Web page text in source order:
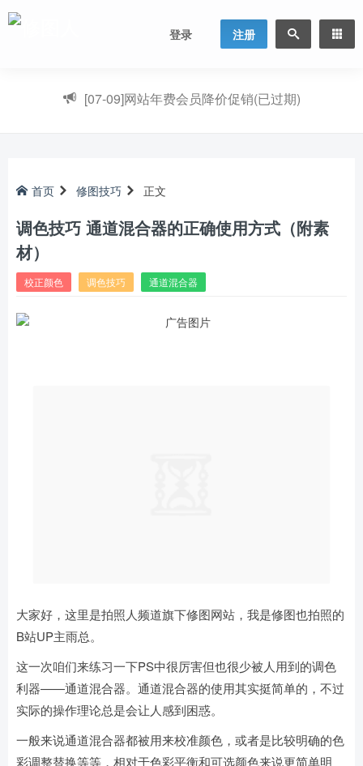
登录 注册
[07-09]网站年费会员降价促销(已过期)
首页 修图技巧 正文
调色技巧 通道混合器的正确使用方式（附素
材）
校正颜色 调色技巧 通道混合器
大家好，这里是拍照人频道旗下修图网站，我是修图也拍照的
B站UP主雨总。
这一次咱们来练习一下PS中很厉害但也很少被人用到的调色
利器——通道混合器。通道混合器的使用其实挺简单的，不过
实际的操作理论总是会让人感到困惑。
一般来说通道混合器都被用来校准颜色，或者是比较明确的色
彩调整替换等等，相对于色彩平衡和可选颜色来说更简单明